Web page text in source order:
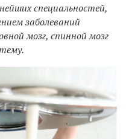
специальностей,
заболеваний
мозг, спинной мозг